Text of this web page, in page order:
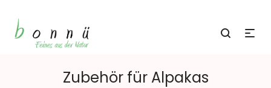
Zubehör für Alpakas